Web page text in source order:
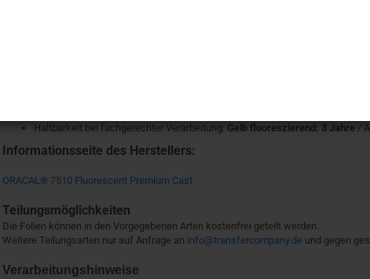
Haltbarkeit bei fachgerechter Verarbeitung: Gelb fluoreszierend: 3 Jahre /
Informationsseite des Herstellers:
ORACAL® 7510 Fluorescent Premium Cast
Teilungsmöglichkeiten
Die Folien können in den Vorgegebenen Arten kostenfrei geteilt werden.
Weitere Teilungsarten nur auf Anfrage an info@transfercompany.de und gegen
Verarbeitungshinweise